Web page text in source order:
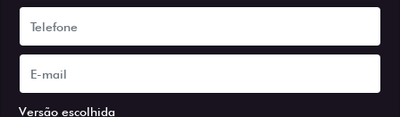
Versão escolhida